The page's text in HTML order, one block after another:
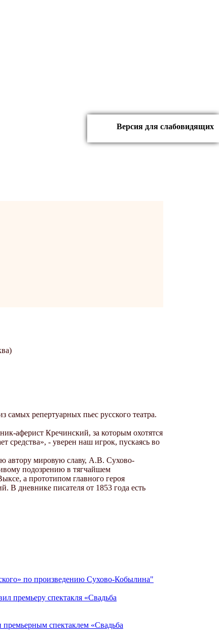
самых репертуарных пьес русского театра.
аферист Кречинский, за которым охотятся
средства», - уверен наш игрок, пускаясь во
автору мировую славу, А.В. Сухово-
подозрению в тягчайшем
а прототипом главного героя
В дневнике писателя от 1853 года есть
по произведению Сухово-Кобылина"
премьеру спектакля «Свадьба
премьерным спектаклем «Свадьба
Версия для слабовидящих